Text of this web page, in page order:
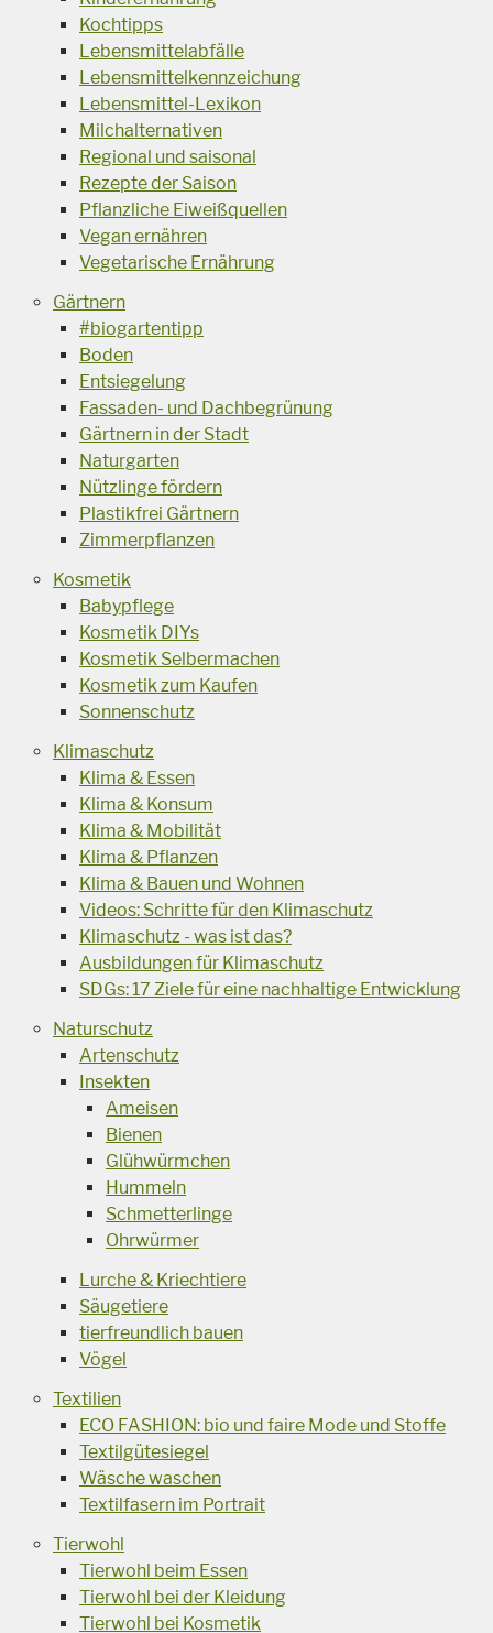
Kochtipps
Lebensmittelabfälle
Lebensmittelkennzeichung
Lebensmittel-Lexikon
Milchalternativen
Regional und saisonal
Rezepte der Saison
Pflanzliche Eiweißquellen
Vegan ernähren
Vegetarische Ernährung
Gärtnern
#biogartentipp
Boden
Entsiegelung
Fassaden- und Dachbegrünung
Gärtnern in der Stadt
Naturgarten
Nützlinge fördern
Plastikfrei Gärtnern
Zimmerpflanzen
Kosmetik
Babypflege
Kosmetik DIYs
Kosmetik Selbermachen
Kosmetik zum Kaufen
Sonnenschutz
Klimaschutz
Klima & Essen
Klima & Konsum
Klima & Mobilität
Klima & Pflanzen
Klima & Bauen und Wohnen
Videos: Schritte für den Klimaschutz
Klimaschutz - was ist das?
Ausbildungen für Klimaschutz
SDGs: 17 Ziele für eine nachhaltige Entwicklung
Naturschutz
Artenschutz
Insekten
Ameisen
Bienen
Glühwürmchen
Hummeln
Schmetterlinge
Ohrwürmer
Lurche & Kriechtiere
Säugetiere
tierfreundlich bauen
Vögel
Textilien
ECO FASHION: bio und faire Mode und Stoffe
Textilgütesiegel
Wäsche waschen
Textilfasern im Portrait
Tierwohl
Tierwohl beim Essen
Tierwohl bei der Kleidung
Tierwohl bei Kosmetik